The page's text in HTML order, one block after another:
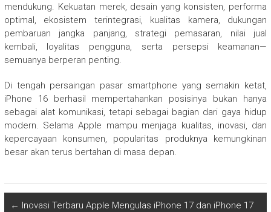
mendukung. Kekuatan merek, desain yang konsisten, performa
optimal, ekosistem terintegrasi, kualitas kamera, dukungan
pembaruan jangka panjang, strategi pemasaran, nilai jual
kembali, loyalitas pengguna, serta persepsi keamanan—
semuanya berperan penting.
Di tengah persaingan pasar smartphone yang semakin ketat,
iPhone 16 berhasil mempertahankan posisinya bukan hanya
sebagai alat komunikasi, tetapi sebagai bagian dari gaya hidup
modern. Selama Apple mampu menjaga kualitas, inovasi, dan
kepercayaan konsumen, popularitas produknya kemungkinan
besar akan terus bertahan di masa depan.
←
Inovasi Terbaru Apple Mengulas iPhone 17 dan iPhone 17